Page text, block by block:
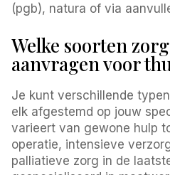
(pgb), natura of via
Welke soorten
aanvragen voor
Je kunt verschillende
elk afgestemd op jouw
varieert van gewone hulp
operatie, intensieve
palliatieve zorg in de